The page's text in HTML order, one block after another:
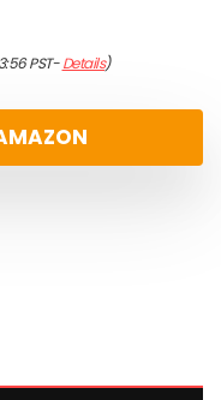
PST-Details)